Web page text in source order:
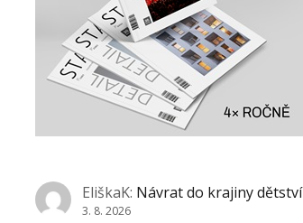
EliškaK: Návrat do krajiny dětství
3. 8. 2026